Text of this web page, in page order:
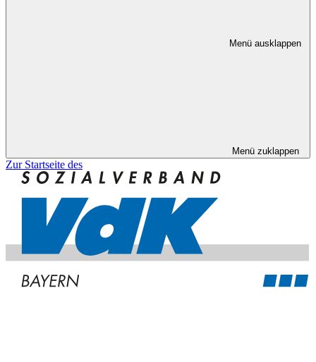
Menü ausklappen
Menü zuklappen
Zur Startseite des